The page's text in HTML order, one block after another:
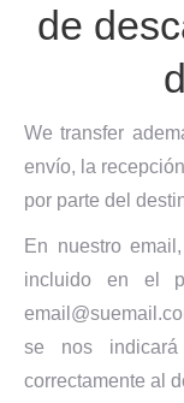
de
We transfer
envío, la
por parte del
En nuestro
incluido en el
se nos
correctamente al